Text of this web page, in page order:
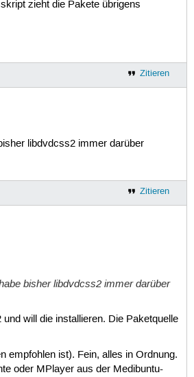
zieht die Pakete übrigens
Zitieren
libdvdcss2 immer darüber
Zitieren
bisher libdvdcss2 immer darüber
will die installieren. Die Paketquelle
empfohlen ist). Fein, alles in Ordnung.
oder MPlayer aus der Medibuntu-